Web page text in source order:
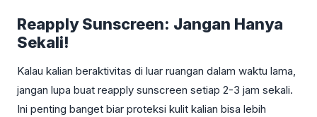
Reapply Sunscreen: Jangan Hanya
Sekali!
Kalau kalian beraktivitas di luar ruangan dalam waktu lama,
jangan lupa buat reapply sunscreen setiap 2-3 jam sekali.
Ini penting banget biar proteksi kulit kalian bisa lebih